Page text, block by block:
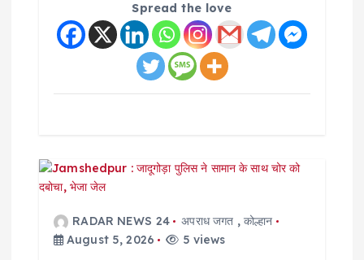
Spread the love
RADAR NEWS 24 अपराध जगत , कोल्हान
August 5, 2026
5 views